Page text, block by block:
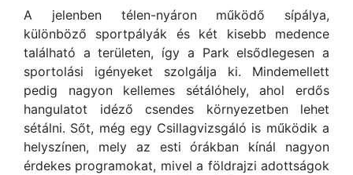
A jelenben télen-nyáron működő sípálya,
különböző sportpályák és két kisebb medence
található a területen, így a Park elsődlegesen a
sportolási igényeket szolgálja ki. Mindemellett
pedig nagyon kellemes sétálóhely, ahol erdős
hangulatot idéző csendes környezetben lehet
sétálni. Sőt, még egy Csillagvizsgáló is működik a
helyszínen, mely az esti órákban kínál nagyon
érdekes programokat, mivel a földrajzi adottságok